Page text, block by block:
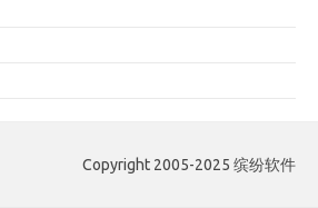
Copyright 2005-2025 缤纷软件